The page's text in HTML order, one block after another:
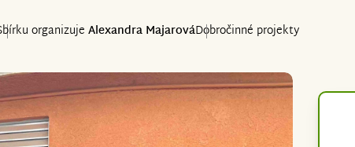
organizujeAlexandra MajarováDobročinné projekty